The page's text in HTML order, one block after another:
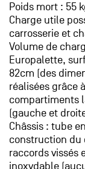
Poids mort : 55
Charge utile
carrosserie et
Volume de
Europalette,
82cm (des
réalisées grâce
compartiments
(gauche et
Châssis : tube
construction du
raccords vissés
inoxydable